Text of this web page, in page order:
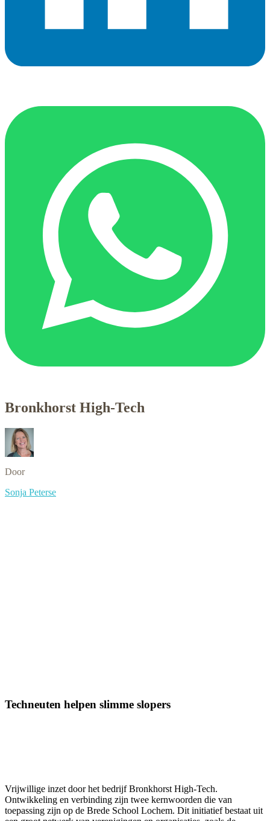
Bronkhorst High-Tech
Door
Sonja Peterse
Techneuten helpen slimme slopers
Vrijwillige inzet door het bedrijf Bronkhorst High-Tech.
Ontwikkeling en verbinding zijn twee kernwoorden die van
toepassing zijn op de Brede School Lochem. Dit initiatief bestaat uit